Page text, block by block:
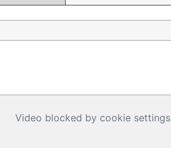
Video blocked by cookie settings